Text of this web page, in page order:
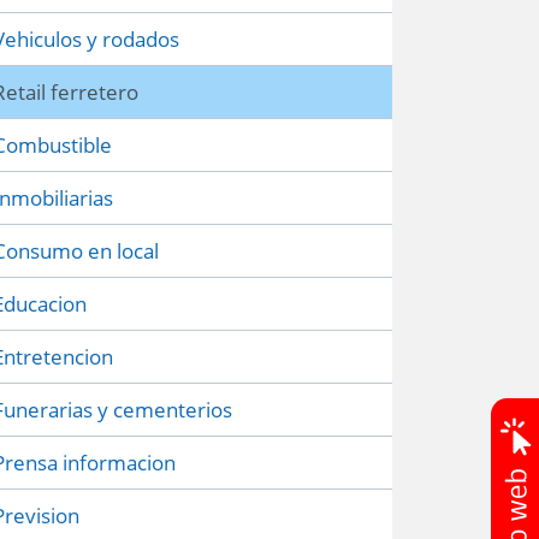
y rodados
ferretero
en local
y cementerios
informacion